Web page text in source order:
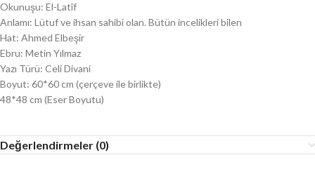
Okunuşu: El-Latîf
Anlamı: Lütuf ve ihsan sahibi olan. Bütün incelikleri bilen
Hat: Ahmed Elbeşir
Ebru: Metin Yılmaz
Yazı Türü: Celi Divani
Boyut: 60*60 cm (çerçeve ile birlikte)
48*48 cm (Eser Boyutu)
Değerlendirmeler (0)